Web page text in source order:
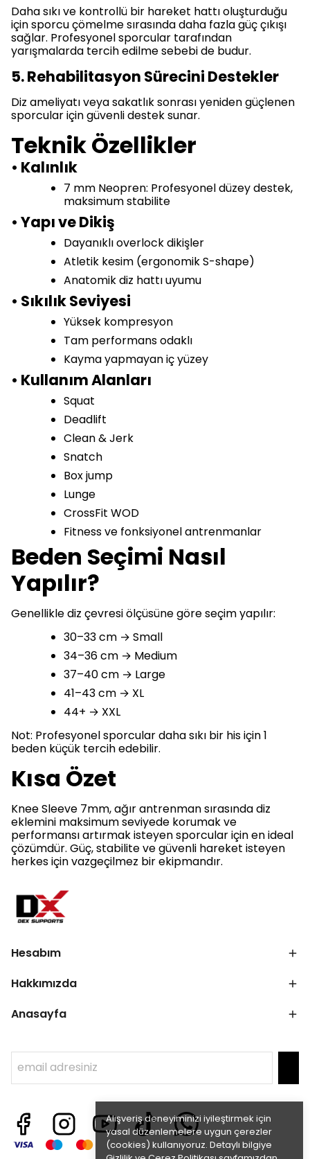
Alışveriş deneyiminizi iyileştirmek için
yasal düzenlemelere uygun çerezler
(cookies) kullanıyoruz. Detaylı bilgiye
Daha sıkı ve kontrollü bir hareket hattı oluşturduğu
için sporcu çömelme sırasında daha fazla güç çıkışı
sağlar. Profesyonel sporcular tarafından
yarışmalarda tercih edilme sebebi de budur.
5. Rehabilitasyon Sürecini Destekler
Diz ameliyatı veya sakatlık sonrası yeniden güçlenen
sporcular için güvenli destek sunar.
Teknik Özellikler
• Kalınlık
7 mm Neopren: Profesyonel düzey destek,
maksimum stabilite
• Yapı ve Dikiş
Dayanıklı overlock dikişler
Atletik kesim (ergonomik S-shape)
Anatomik diz hattı uyumu
• Sıkılık Seviyesi
Yüksek kompresyon
Tam performans odaklı
Kayma yapmayan iç yüzey
• Kullanım Alanları
Squat
Deadlift
Clean & Jerk
Snatch
Box jump
Lunge
CrossFit WOD
Fitness ve fonksiyonel antrenmanlar
Beden Seçimi Nasıl
Yapılır?
Genellikle diz çevresi ölçüsüne göre seçim yapılır:
30–33 cm → Small
34–36 cm → Medium
37–40 cm → Large
41–43 cm → XL
44+ → XXL
Not: Profesyonel sporcular daha sıkı bir his için 1
beden küçük tercih edebilir.
Kısa Özet
Knee Sleeve 7mm, ağır antrenman sırasında diz
eklemini maksimum seviyede korumak ve
performansı artırmak isteyen sporcular için en ideal
çözümdür. Güç, stabilite ve güvenli hareket isteyen
herkes için vazgeçilmez bir ekipmandır.
Hesabım
Hakkımızda
Anasayfa